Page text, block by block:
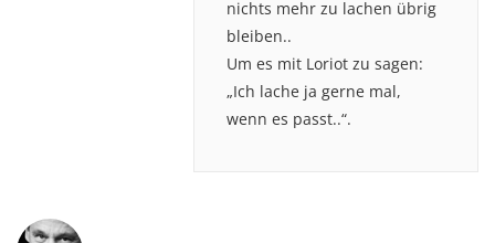
nichts mehr zu lachen übrig
bleiben..
Um es mit Loriot zu sagen:
„Ich lache ja gerne mal,
wenn es passt..“.